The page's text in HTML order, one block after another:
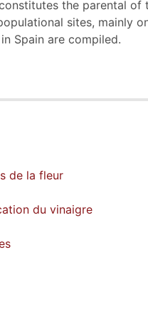
the parental
sites, mainly
Spain are compiled.
de la fleur
du vinaigre